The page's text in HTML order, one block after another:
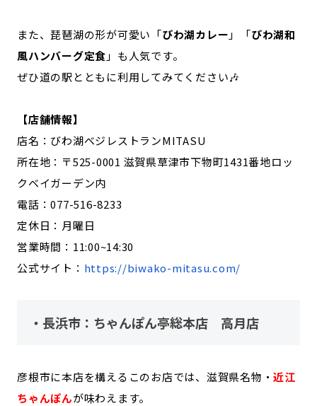
また、琵琶湖の形が可愛い「びわ湖カレー 」「びわ湖和
風ハンバーグ定食 」も人気です。
ぜひ道の駅とともに利用してみてください🎶
【店舗情報】
店名：びわ湖ベジレストランMITASU
所在地：〒525-0001 滋賀県草津市下物町1431番地ロッ
クベイガーデン内
電話：077-516-8233
定休日：月曜日
営業時間：11:00~14:30
公式サイト： https://biwako-mitasu.com/
・長浜市：ちゃんぽん亭総本店 高月店
彦根市に本店を構えるこのお店では、滋賀県名物・近江
ちゃんぽんが味わえます。